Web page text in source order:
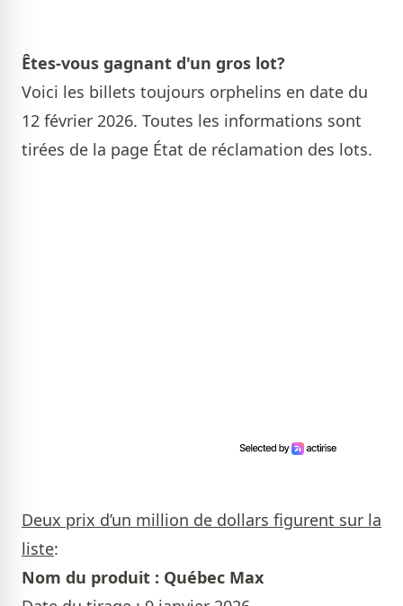
Êtes-vous gagnant d'un gros lot?
Voici les billets toujours orphelins en date du
12 février 2026. Toutes les informations sont
tirées de la page État de réclamation des lots.
Deux prix d’un million de dollars figurent sur la
liste:
Nom du produit : Québec Max